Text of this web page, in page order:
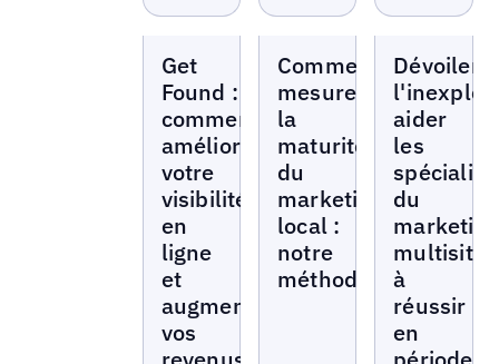
blancs
Get
Found :
comment
améliorer
votre
visibilité
en
ligne
et
augmenter
vos
blancs
Comment
mesurer
la
maturité
du
marketing
local :
notre
méthodologie
blancs
Dévoiler
aider
les
du
multisites
à
réussir
en